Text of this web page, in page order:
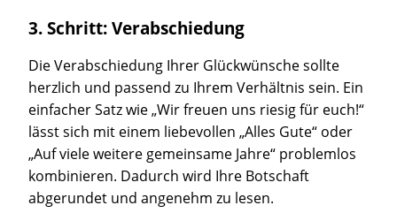
3. Schritt: Verabschiedung
Die Verabschiedung Ihrer Glückwünsche sollte
herzlich und passend zu Ihrem Verhältnis sein. Ein
einfacher Satz wie „Wir freuen uns riesig für euch!“
lässt sich mit einem liebevollen „Alles Gute“ oder
„Auf viele weitere gemeinsame Jahre“ problemlos
kombinieren. Dadurch wird Ihre Botschaft
abgerundet und angenehm zu lesen.